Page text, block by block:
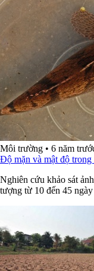
Môi trường • 6 năm
Độ mặn và mật độ
Nghiên cứu khảo sát
tượng từ 10 đến 45